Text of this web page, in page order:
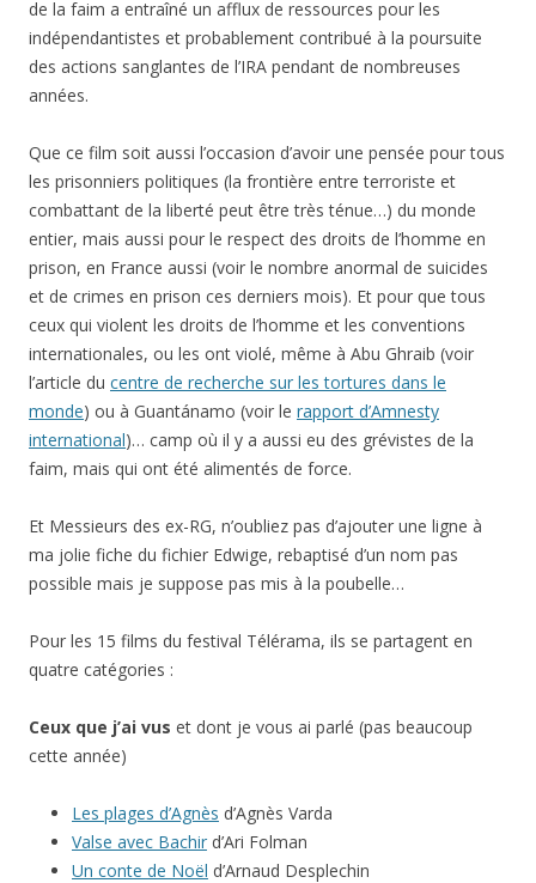
de la faim a entraîné un afflux de ressources pour les
indépendantistes et probablement contribué à la poursuite
des actions sanglantes de l’IRA pendant de nombreuses
années.
Que ce film soit aussi l’occasion d’avoir une pensée pour tous
les prisonniers politiques (la frontière entre terroriste et
combattant de la liberté peut être très ténue…) du monde
entier, mais aussi pour le respect des droits de l’homme en
prison, en France aussi (voir le nombre anormal de suicides
et de crimes en prison ces derniers mois). Et pour que tous
ceux qui violent les droits de l’homme et les conventions
internationales, ou les ont violé, même à Abu Ghraib (voir
l’article du centre de recherche sur les tortures dans le
monde) ou à Guantánamo (voir le rapport d’Amnesty
international)… camp où il y a aussi eu des grévistes de la
faim, mais qui ont été alimentés de force.
Et Messieurs des ex-RG, n’oubliez pas d’ajouter une ligne à
ma jolie fiche du fichier Edwige, rebaptisé d’un nom pas
possible mais je suppose pas mis à la poubelle…
Pour les 15 films du festival Télérama, ils se partagent en
quatre catégories :
Ceux que j’ai vus et dont je vous ai parlé (pas beaucoup
cette année)
Les plages d’Agnès d’Agnès Varda
Valse avec Bachir d’Ari Folman
Un conte de Noël d’Arnaud Desplechin